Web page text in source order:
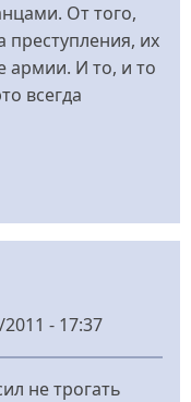
От того,
их
армии. И то, и то
всегда
- 17:37
не трогать